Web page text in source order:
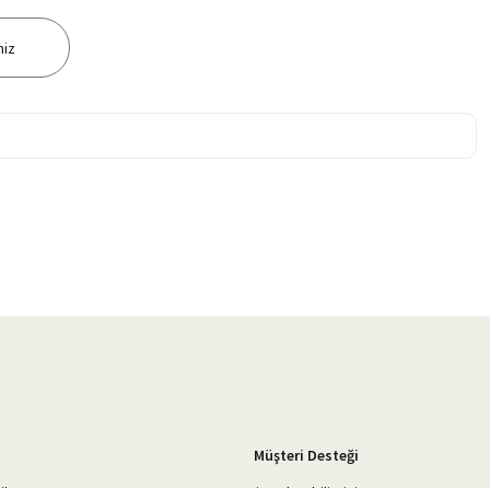
Müşteri Desteği